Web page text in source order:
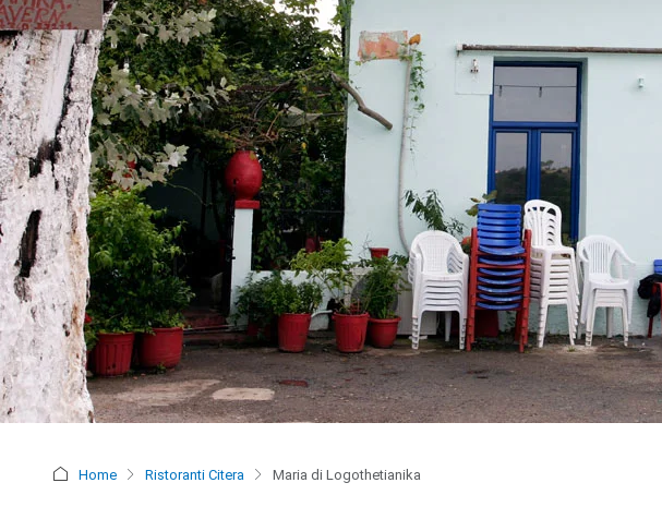
Home Ristoranti Citera Maria di Logothetianika